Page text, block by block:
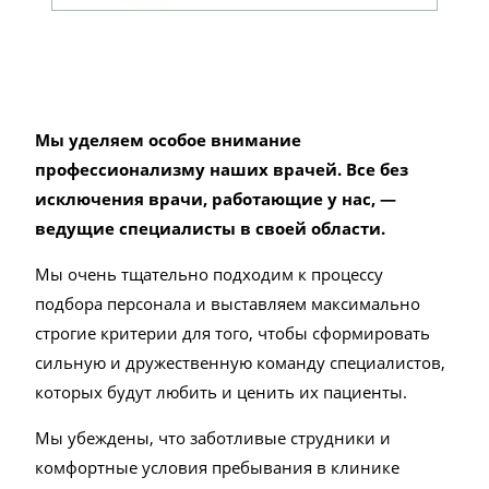
Мы уделяем особое внимание
профессионализму наших врачей. Все без
исключения врачи, работающие у нас, —
ведущие специалисты в своей области.
Мы очень тщательно подходим к процессу
подбора персонала и выставляем максимально
строгие критерии для того, чтобы сформировать
сильную и дружественную команду специалистов,
которых будут любить и ценить их пациенты.
Мы убеждены, что заботливые струдники и
комфортные условия пребывания в клинике